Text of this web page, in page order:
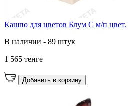
Кашпо для цветов Блум С м/п цвет.
В наличии - 89 штук
1 565 тенге
Добавить в корзину